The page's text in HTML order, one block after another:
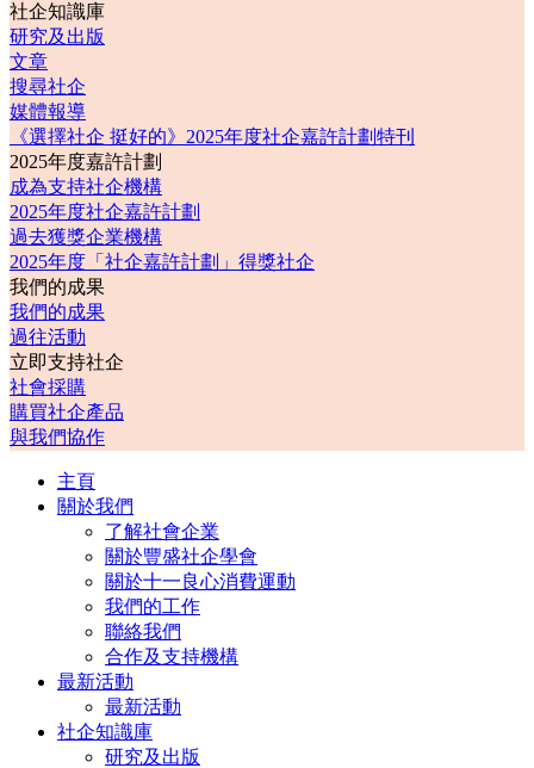
社企知識庫
研究及出版
文章
搜尋社企
媒體報導
《選擇社企 挺好的》2025年度社企嘉許計劃特刊
2025年度嘉許計劃
成為支持社企機構
2025年度社企嘉許計劃
過去獲獎企業機構
2025年度「社企嘉許計劃」得獎社企
我們的成果
我們的成果
過往活動
立即支持社企
社會採購
購買社企產品
與我們協作
主頁
關於我們
了解社會企業
關於豐盛社企學會
關於十一良心消費運動
我們的工作
聯絡我們
合作及支持機構
最新活動
最新活動
社企知識庫
研究及出版